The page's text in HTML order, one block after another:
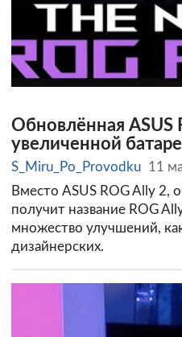
Обновлённая ASUS
увеличенной
S_Miru_Po_Provodku 11
Вместо ASUS ROG Ally 2,
получит название ROG
множество улучшений,
дизайнерских.